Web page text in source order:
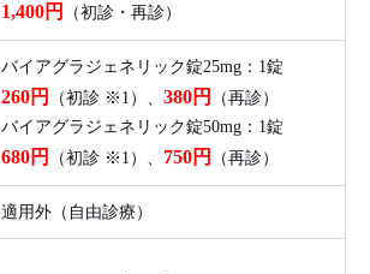
1,400円 （初診・再診）
バイアグラジェネリック錠25mg：1錠
260円 （初診 ※1）、 380円
（再診）
バイアグラジェネリック錠50mg：1錠
680円 （初診 ※1）、 750円 （再診）
適用外（自由診療）